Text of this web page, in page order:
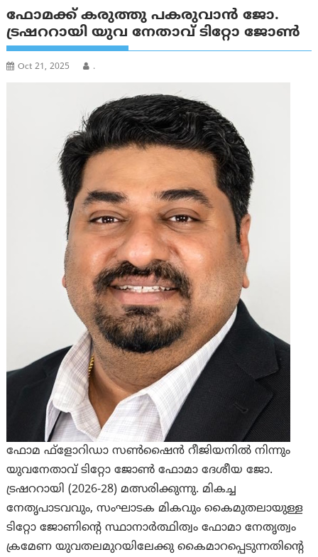
ഫോമക്ക് കരുത്തു പകരുവാന്‍ ജോ.
ട്രഷററായി യുവ നേതാവ് ടിറ്റോ ജോണ്‍
Oct 21, 2025 .
ഫോമ ഫ്‌ളോറിഡാ സണ്‍ഷൈന്‍ റീജിയനില്‍ നിന്നും
യുവനേതാവ് ടിറ്റോ ജോണ്‍ ഫോമാ ദേശീയ ജോ.
ട്രഷററായി (2026-28) മത്സരിക്കുന്നു. മികച്ച
നേതൃപാടവവും, സംഘാടക മികവും കൈമുതലായുള്ള
ടിറ്റോ ജോണിന്റെ സ്ഥാനാർത്ഥിത്വം ഫോമാ നേതൃത്വം
ക്രമേണ യുവതലമുറയിലേക്കു കൈമാറപ്പെടുന്നതിന്റെ